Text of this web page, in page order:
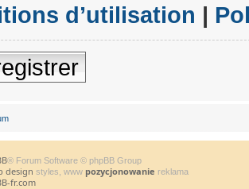
d’utilisation |
® Forum Software © phpBB Group
design styles, www pozycjonowanie reklama
fr.com